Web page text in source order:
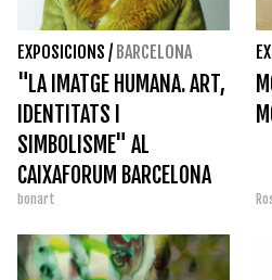
EXPOSICIONS / BARCELONA
"LA IMATGE HUMANA. ART,
IDENTITATS I
SIMBOLISME" AL
CAIXAFORUM BARCELONA
bonart